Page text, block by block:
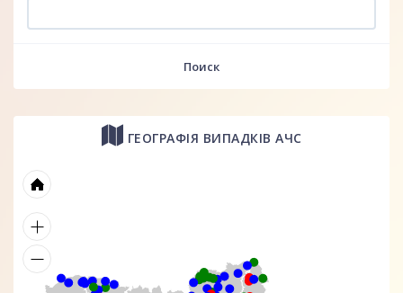
Поиск
ГЕОГРАФІЯ ВИПАДКІВ АЧС